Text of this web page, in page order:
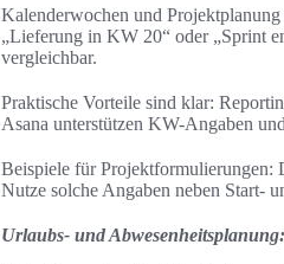
Kalenderwochen und
„Lieferung in KW 20“ oder „Sprint
vergleichbar.
Praktische Vorteile sind klar:
Asana unterstützen KW-Angaben
Beispiele für Projektformulierungen:
Nutze solche Angaben neben Start-
Urlaubs- und